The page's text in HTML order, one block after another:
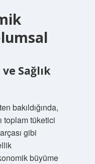
Sağlık
bakıldığında,
toplam tüketici
gibi
büyüme